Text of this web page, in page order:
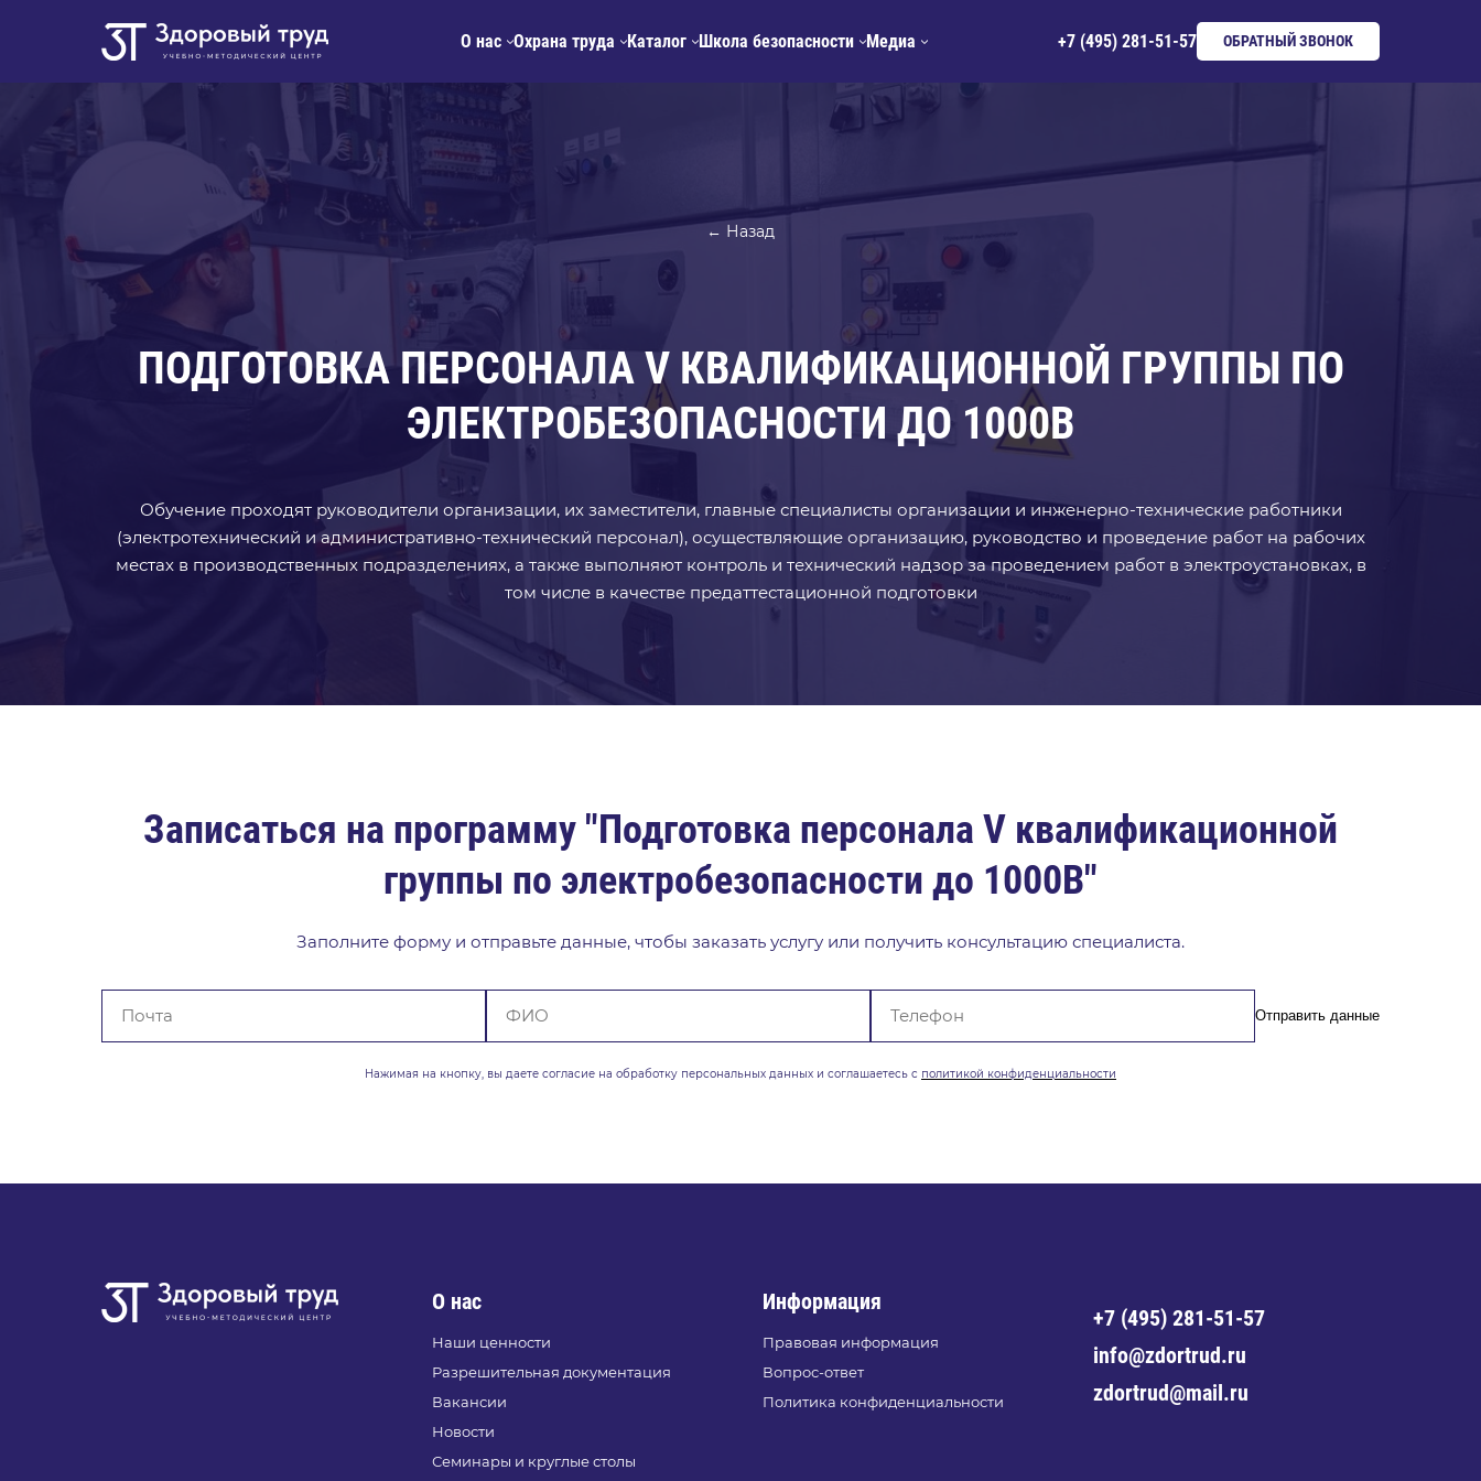
О нас Охрана труда Каталог Школа безопасности Медиа +7 (495) 281-51-57 ОБРАТНЫЙ ЗВОНОК
← Назад
ПОДГОТОВКА ПЕРСОНАЛА V КВАЛИФИКАЦИОННОЙ ГРУППЫ ПО
ЭЛЕКТРОБЕЗОПАСНОСТИ ДО 1000В
Обучение проходят руководители организации, их заместители, главные специалисты организации и инженерно-технические работники
(электротехнический и административно-технический персонал), осуществляющие организацию, руководство и проведение работ на рабочих
местах в производственных подразделениях, а также выполняют контроль и технический надзор за проведением работ в электроустановках, в
том числе в качестве предаттестационной подготовки
Записаться на программу "Подготовка персонала V квалификационной
группы по электробезопасности до 1000В"
Заполните форму и отправьте данные, чтобы заказать услугу или получить консультацию специалиста.
Отправить данные
Нажимая на кнопку, вы даете согласие на обработку персональных данных и соглашаетесь с политикой конфиденциальности
О нас
Наши ценности
Разрешительная документация
Вакансии
Новости
Семинары и круглые столы
Информация
Правовая информация
Вопрос-ответ
Политика конфиденциальности
+7 (495) 281-51-57
info@zdortrud.ru
zdortrud@mail.ru